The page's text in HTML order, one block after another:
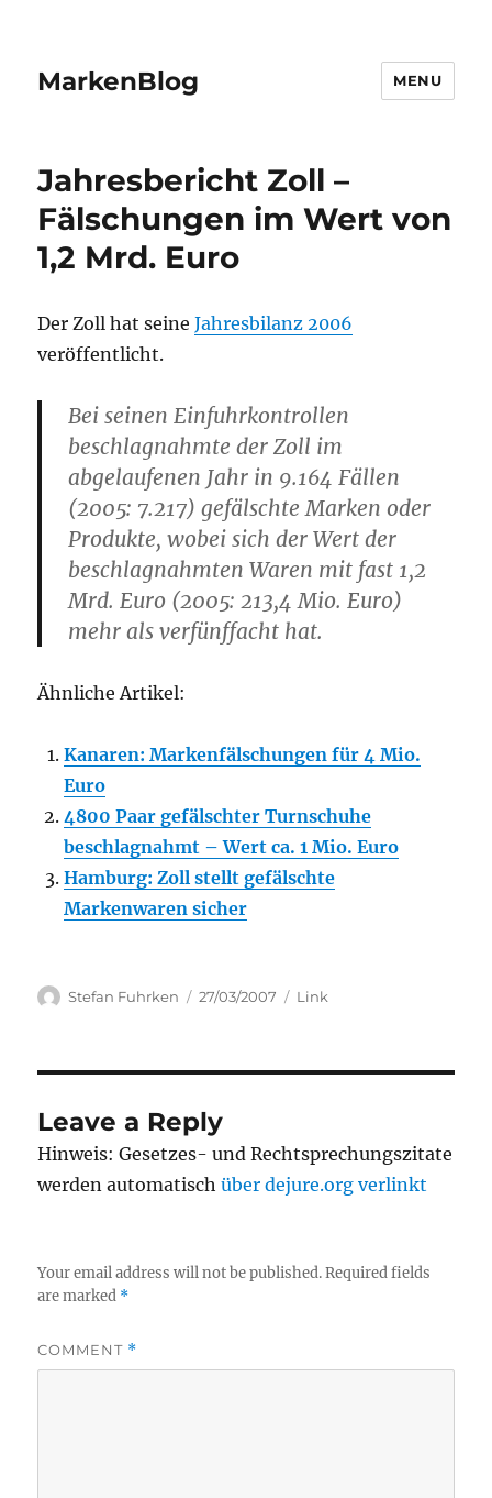
MarkenBlog MENU
Jahresbericht Zoll –
Fälschungen im Wert von
1,2 Mrd. Euro
Der Zoll hat seineJahresbilanz 2006
veröffentlicht.
Bei seinen Einfuhrkontrollen
beschlagnahmte der Zoll im
abgelaufenen Jahr in 9.164 Fällen
(2005: 7.217) gefälschte Marken oder
Produkte, wobei sich der Wert der
beschlagnahmten Waren mit fast 1,2
Mrd. Euro (2005: 213,4 Mio. Euro)
mehr als verfünffacht hat.
Ähnliche Artikel:
Kanaren: Markenfälschungen für 4 Mio.
Euro
4800 Paar gefälschter Turnschuhe
beschlagnahmt – Wert ca. 1 Mio. Euro
Hamburg: Zoll stellt gefälschte
Markenwaren sicher
Author
Stefan Fuhrken
Posted
27/03/2007 Categories
Link
Leave a Reply
Hinweis: Gesetzes- und Rechtsprechungszitate
werden automatischüber dejure.org verlinkt
Your email address will not be published. Required fields
are marked *
COMMENT *